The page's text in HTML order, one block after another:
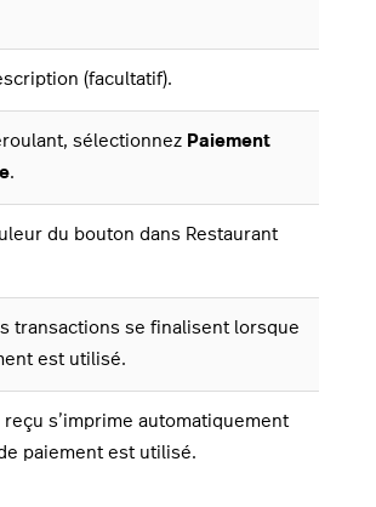
(facultatif).
sélectionnez Paiement
.
du bouton dans Restaurant
transactions se finalisent lorsque
est utilisé.
reçu s’imprime automatiquement
paiement est utilisé.